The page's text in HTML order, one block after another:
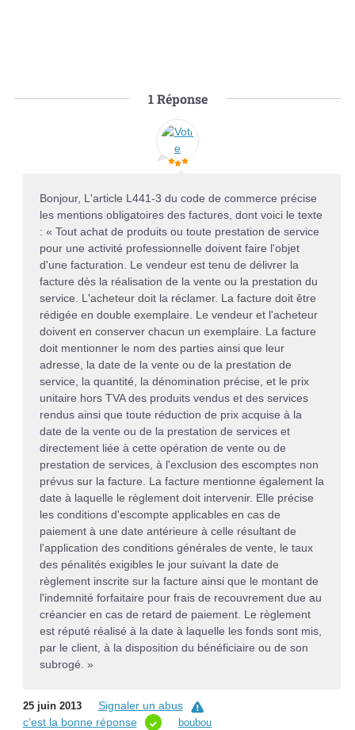
1Réponse
Bonjour, L'article L441-3 du code de commerce précise
les mentions obligatoires des factures, dont voici le texte
: « Tout achat de produits ou toute prestation de service
pour une activité professionnelle doivent faire l'objet
d'une facturation. Le vendeur est tenu de délivrer la
facture dès la réalisation de la vente ou la prestation du
service. L'acheteur doit la réclamer. La facture doit être
rédigée en double exemplaire. Le vendeur et l'acheteur
doivent en conserver chacun un exemplaire. La facture
doit mentionner le nom des parties ainsi que leur
adresse, la date de la vente ou de la prestation de
service, la quantité, la dénomination précise, et le prix
unitaire hors TVA des produits vendus et des services
rendus ainsi que toute réduction de prix acquise à la
date de la vente ou de la prestation de services et
directement liée à cette opération de vente ou de
prestation de services, à l'exclusion des escomptes non
prévus sur la facture. La facture mentionne également la
date à laquelle le règlement doit intervenir. Elle précise
les conditions d'escompte applicables en cas de
paiement à une date antérieure à celle résultant de
l'application des conditions générales de vente, le taux
des pénalités exigibles le jour suivant la date de
règlement inscrite sur la facture ainsi que le montant de
l'indemnité forfaitaire pour frais de recouvrement due au
créancier en cas de retard de paiement. Le règlement
est réputé réalisé à la date à laquelle les fonds sont mis,
par le client, à la disposition du bénéficiaire ou de son
subrogé. »
25 juin 2013
Signaler un abus
c’est la bonne réponse
boubou